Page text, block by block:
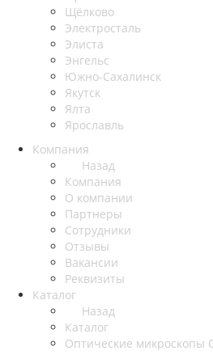
Щёлково
Электросталь
Элиста
Энгельс
Южно-Сахалинск
Якутск
Ялта
Ярославль
Компания
Назад
Компания
О компании
Партнеры
Сотрудники
Отзывы
Вакансии
Реквизиты
Каталог
Назад
Каталог
Оптические микроскопы